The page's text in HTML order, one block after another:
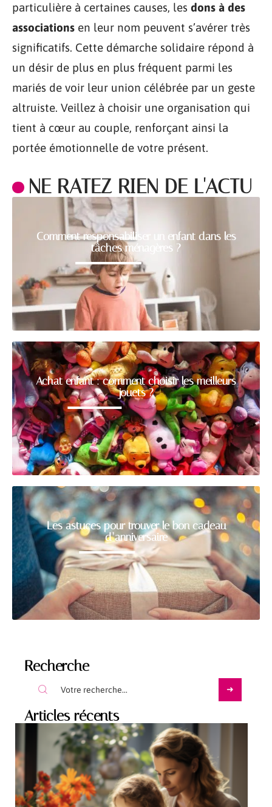
particulière à certaines causes, les dons à des
associations en leur nom peuvent s’avérer très
significatifs. Cette démarche solidaire répond à
un désir de plus en plus fréquent parmi les
mariés de voir leur union célébrée par un geste
altruiste. Veillez à choisir une organisation qui
tient à cœur au couple, renforçant ainsi la
portée émotionnelle de votre présent.
NE RATEZ RIEN DE L'ACTU
Comment responsabiliser un enfant dans les
tâches ménagères ?
Achat enfant : comment choisir les meilleurs
jouets ?
Les astuces pour trouver le bon cadeau
d’anniversaire
Recherche
Articles récents